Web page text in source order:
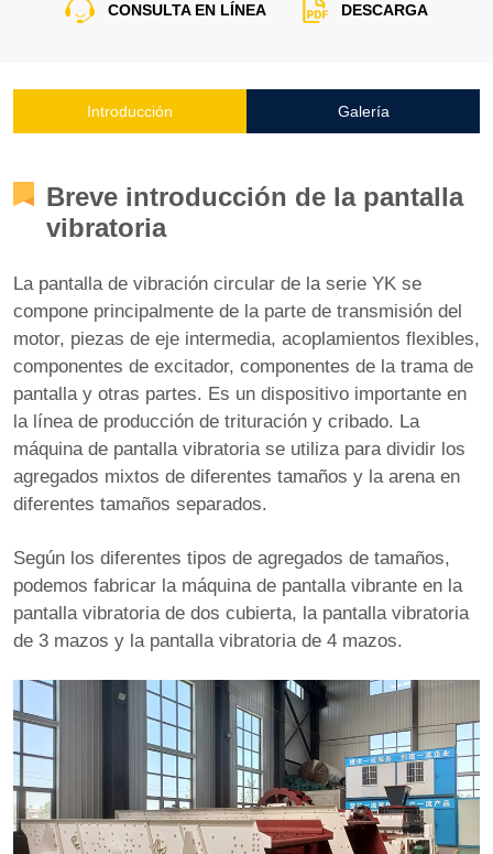
CONSULTA EN LÍNEA DESCARGA
Introducción Galería
Breve introducción de la pantalla
vibratoria
La pantalla de vibración circular de la serie YK se
compone principalmente de la parte de transmisión del
motor, piezas de eje intermedia, acoplamientos flexibles,
componentes de excitador, componentes de la trama de
pantalla y otras partes. Es un dispositivo importante en
la línea de producción de trituración y cribado. La
máquina de pantalla vibratoria se utiliza para dividir los
agregados mixtos de diferentes tamaños y la arena en
diferentes tamaños separados.
Según los diferentes tipos de agregados de tamaños,
podemos fabricar la máquina de pantalla vibrante en la
pantalla vibratoria de dos cubierta, la pantalla vibratoria
de 3 mazos y la pantalla vibratoria de 4 mazos.